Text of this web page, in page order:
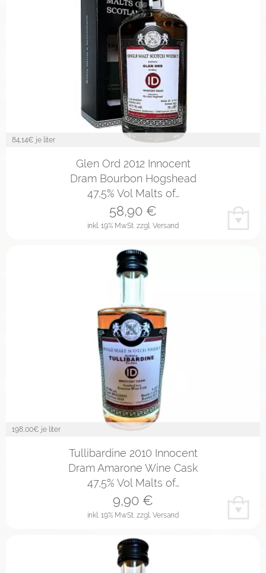
84,14€ je liter
Glen Ord 2012 Innocent
Dram Bourbon Hogshead
47,5% Vol Malts of…
inkl. 19% MwSt. zzgl. Versand
58,90 €
198,00€ je liter
Tullibardine 2010 Innocent
Dram Amarone Wine Cask
47,5% Vol Malts of…
inkl. 19% MwSt. zzgl. Versand
9,90 €